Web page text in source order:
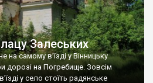
Залеських
самому в’їзді у Вінницьку
дорозі на Погребище. Зовсім
у село стоїть радянське